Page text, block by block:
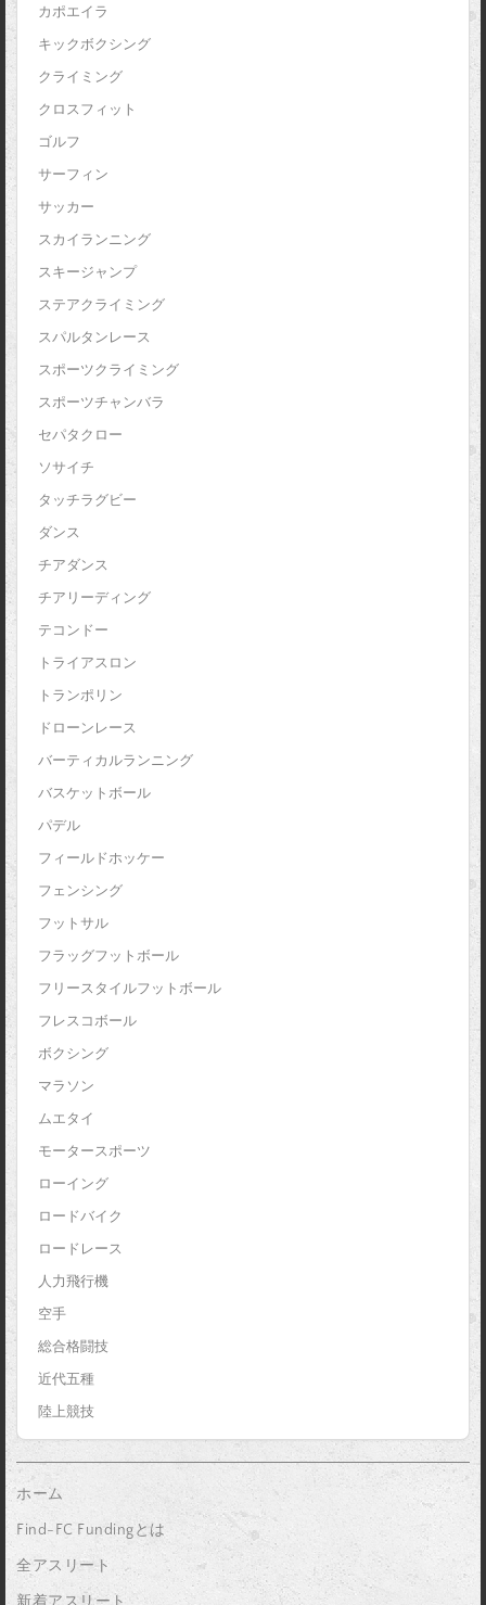
カポエイラ
キックボクシング
クライミング
クロスフィット
ゴルフ
サーフィン
サッカー
スカイランニング
スキージャンプ
ステアクライミング
スパルタンレース
スポーツクライミング
スポーツチャンバラ
セパタクロー
ソサイチ
タッチラグビー
ダンス
チアダンス
チアリーディング
テコンドー
トライアスロン
トランポリン
ドローンレース
バーティカルランニング
バスケットボール
パデル
フィールドホッケー
フェンシング
フットサル
フラッグフットボール
フリースタイルフットボール
フレスコボール
ボクシング
マラソン
ムエタイ
モータースポーツ
ローイング
ロードバイク
ロードレース
人力飛行機
空手
総合格闘技
近代五種
陸上競技
ホーム
Find-FC Fundingとは
全アスリート
新着アスリート